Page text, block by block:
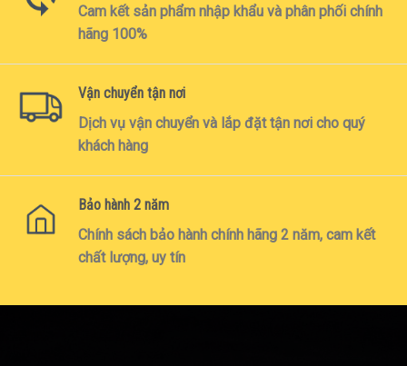
Cam kết sản phẩm nhập khẩu và phân phối chính
hãng 100%
Vận chuyển tận nơi
Dịch vụ vận chuyển và lắp đặt tận nơi cho quý
khách hàng
Bảo hành 2 năm
Chính sách bảo hành chính hãng 2 năm, cam kết
chất lượng, uy tín